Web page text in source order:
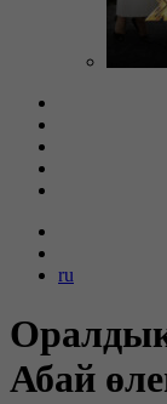
ru
Абай